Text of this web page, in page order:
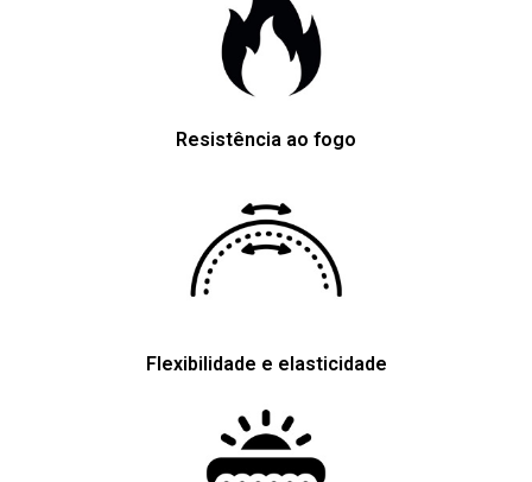
Resistência ao fogo
Flexibilidade e elasticidade